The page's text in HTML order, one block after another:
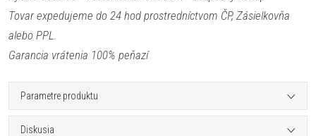
Tovar expedujeme do 24 hod prostredníctvom ČP, Zásielkovňa
alebo PPL.
Garancia vrátenia 100% peňazí
Parametre produktu
Diskusia